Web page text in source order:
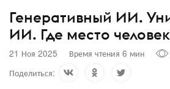
Генеративный ИИ.
ИИ. Где место
21 Ноя 2025 Время чтения 6 мин
Поделиться: